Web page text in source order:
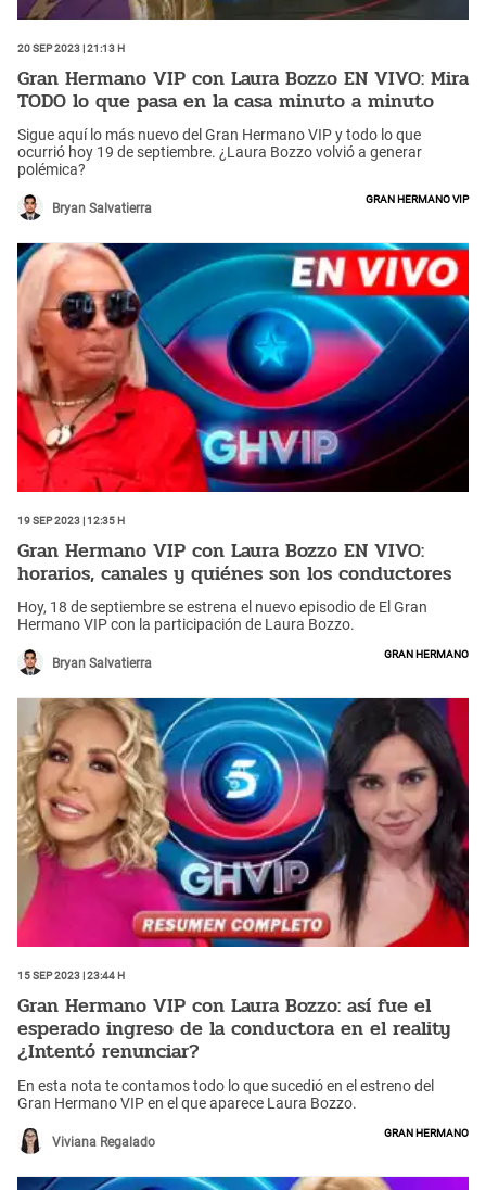
20 Sep 2023 | 21:13 h
Gran Hermano VIP con Laura Bozzo EN VIVO: Mira
TODO lo que pasa en la casa minuto a minuto
Sigue aquí lo más nuevo del Gran Hermano VIP y todo lo que
ocurrió hoy 19 de septiembre. ¿Laura Bozzo volvió a generar
polémica?
Bryan Salvatierra
Gran Hermano VIP
19 Sep 2023 | 12:35 h
Gran Hermano VIP con Laura Bozzo EN VIVO:
horarios, canales y quiénes son los conductores
Hoy, 18 de septiembre se estrena el nuevo episodio de El Gran
Hermano VIP con la participación de Laura Bozzo.
Bryan Salvatierra
Gran Hermano
15 Sep 2023 | 23:44 h
Gran Hermano VIP con Laura Bozzo: así fue el
esperado ingreso de la conductora en el reality
¿Intentó renunciar?
En esta nota te contamos todo lo que sucedió en el estreno del
Gran Hermano VIP en el que aparece Laura Bozzo.
Viviana Regalado
Gran Hermano